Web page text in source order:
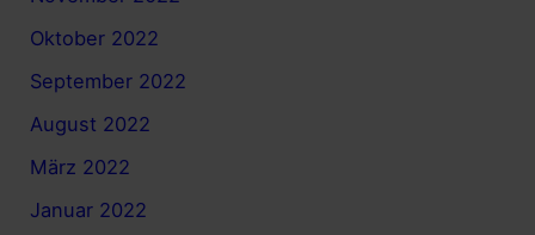
Oktober 2022
September 2022
August 2022
März 2022
Januar 2022